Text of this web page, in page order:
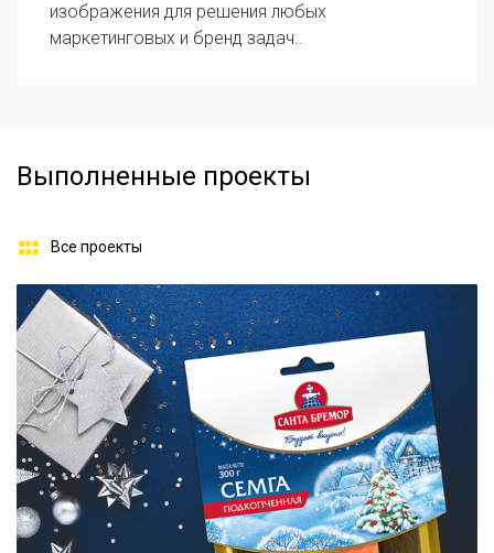
изображения для решения любых
маркетинговых и бренд задач..
Выполненные проекты
Все проекты